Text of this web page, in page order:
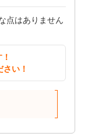
点はありません
い！